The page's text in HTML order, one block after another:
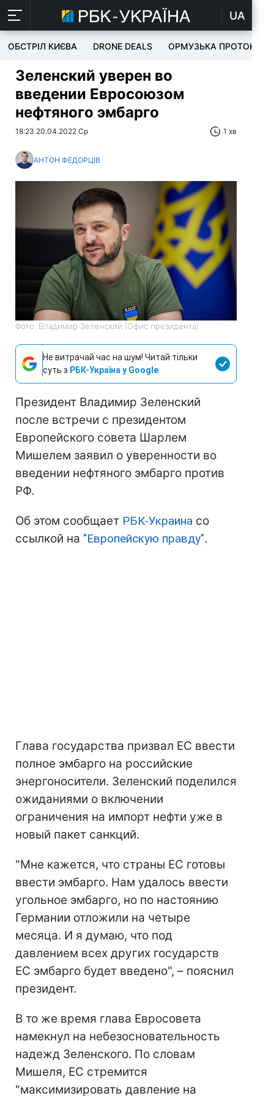
UA
ОБСТРІЛ КИЄВА DRONE DEALS ОРМУЗЬКА ПРОТОКА
Зеленский уверен во
введении Евросоюзом
нефтяного эмбарго
18:23 20.04.2022 Ср 1 хв
АНТОН ФЕДОРЦІВ
Фото: Владимир Зеленский (Офис президента)
Не витрачай час на шум! Читай тільки
суть з РБК-Україна у Google
Президент Владимир Зеленский
после встречи с президентом
Европейского совета Шарлем
Мишелем заявил о уверенности во
введении нефтяного эмбарго против
РФ.
Об этом сообщает РБК-Украина со
ссылкой на "Европейскую правду".
Глава государства призвал ЕС ввести
полное эмбарго на российские
энергоносители. Зеленский поделился
ожиданиями о включении
ограничения на импорт нефти уже в
новый пакет санкций.
"Мне кажется, что страны ЕС готовы
ввести эмбарго. Нам удалось ввести
угольное эмбарго, но по настоянию
Германии отложили на четыре
месяца. И я думаю, что под
давлением всех других государств
ЕС эмбарго будет введено", – пояснил
президент.
В то же время глава Евросовета
намекнул на небезосновательность
надежд Зеленского. По словам
Мишеля, ЕС стремится
"максимизировать давление на